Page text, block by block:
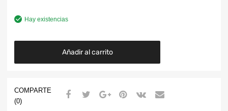
Hay existencias
Añadir al carrito
COMPARTE
(0)